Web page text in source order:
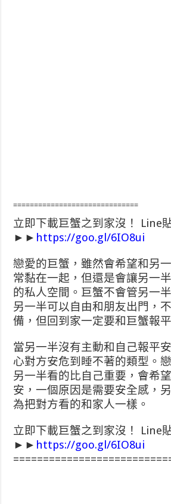
==============================
立即下載巨蟹之到家沒！ Line
►► https://goo.gl/6IO8ui
戀愛的巨蟹，雖然會希望和另
常黏在一起，但還是會讓另一
的私人空間。巨蟹不會管另一
另一半可以自由和朋友出門，
備，但回到家一定要和巨蟹報平
當另一半沒有主動和自己報平
心對方安危到睡不著的類型。
另一半看的比自己重要，會希
安，一個原因是需要安全感，
為把對方看的和家人一樣。
立即下載巨蟹之到家沒！ Line
►► https://goo.gl/6IO8ui